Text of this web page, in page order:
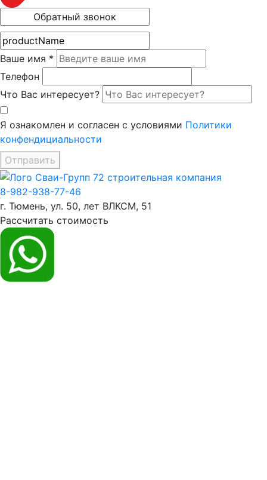
Ваше имя *
Телефон
Что Вас интересует?
Я ознакомлен и согласен с условиями Политики
конфендициальности
Отправить
8-982-938-77-46
г. Тюмень, ул. 50, лет ВЛКСМ, 51
Рассчитать стоимость